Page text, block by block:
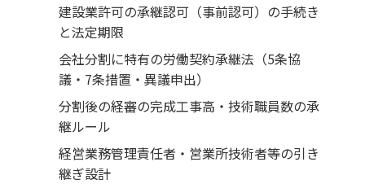
建設業許可の承継認可（事前認可）の手続き
と法定期限
会社分割に特有の労働契約承継法（5条協
議・7条措置・異議申出）
分割後の経審の完成工事高・技術職員数の承
継ルール
経営業務管理責任者・営業所技術者等の引き
継ぎ設計